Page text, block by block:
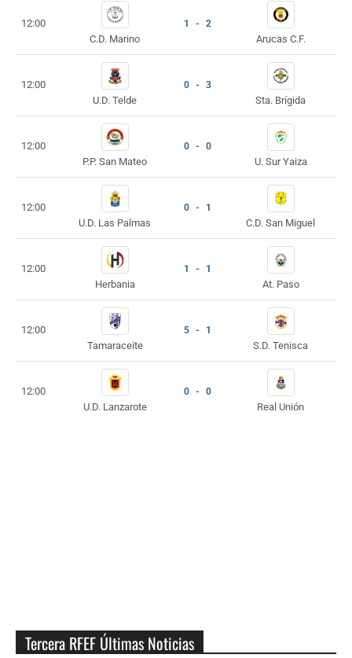
12:00
C.D. Marino
1 - 2
Arucas C.F.
12:00
U.D. Telde
0 - 3
Sta. Brígida
12:00
P.P. San Mateo
0 - 0
U. Sur Yaiza
12:00
U.D. Las Palmas
0 - 1
C.D. San Miguel
12:00
Herbania
1 - 1
At. Paso
12:00
Tamaraceite
5 - 1
S.D. Tenisca
12:00
U.D. Lanzarote
0 - 0
Real Unión
Tercera RFEF Últimas Noticias